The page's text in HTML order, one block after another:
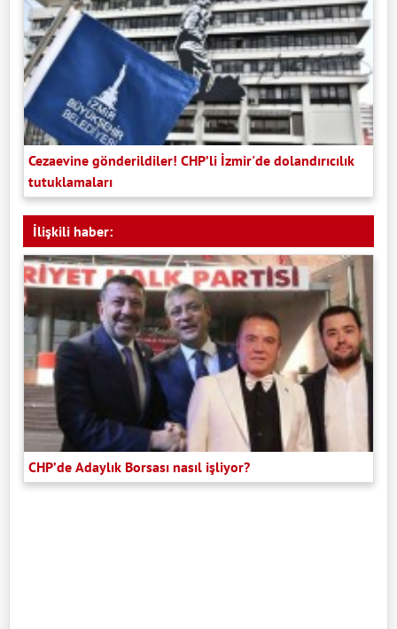
Cezaevine gönderildiler! CHP’li İzmir'de dolandırıcılık
tutuklamaları
İlişkili haber:
CHP’de Adaylık Borsası nasıl işliyor?